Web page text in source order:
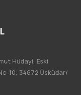
Hüdayi, Eski
34672 Üsküdar/